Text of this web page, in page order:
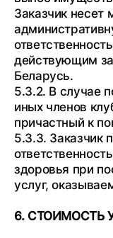
Заказчик несет
действующим
Беларусь.
5.3.2. В случае
иных членов
причастный к
5.3.3. Заказчик
здоровья при
услуг,
6. СТОИМОСТЬ